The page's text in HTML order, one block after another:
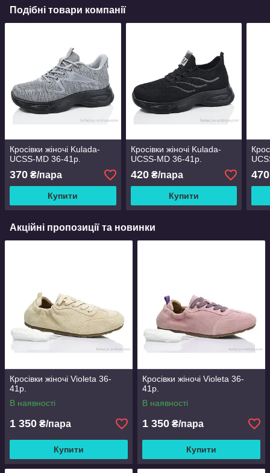
Подібні товари компанії
Кросівки жіночі Kulada-
UCSS-MD 36-41р.
370 ₴/пара
Купити
Кросівки жіночі Kulada-
UCSS-MD 36-41р.
420₴/пара
Купити
470
Акційні пропозиції та новинки
Кросівки жіночі Violeta 36-
41р.
В наявності
1 350 ₴/пара
Купити
Кросівки жіночі Violeta 36-
41р.
В наявності
1 350 ₴/пара
Купити